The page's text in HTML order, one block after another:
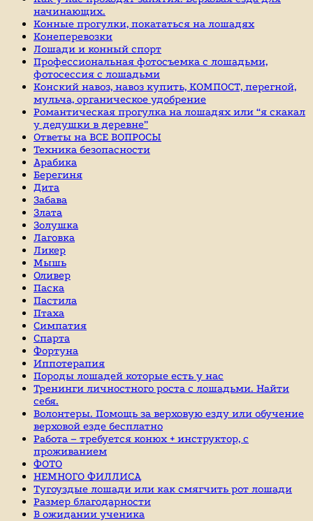
начинающих.
Конные прогулки, покататься на лошадях
Конеперевозки
Лошади и конный спорт
Профессиональная фотосъемка с лошадьми,
фотосессия с лошадьми
Конский навоз, навоз купить, КОМПОСТ, перегной,
мульча, органическое удобрение
Романтическая прогулка на лошадях или “я скакал
у дедушки в деревне”
Ответы на ВСЕ ВОПРОСЫ
Техника безопасности
Арабика
Берегиня
Дита
Забава
Злата
Золушка
Лаговка
Ликер
Мышь
Оливер
Паска
Пастила
Птаха
Симпатия
Спарта
Фортуна
Иппотерапия
Породы лошадей которые есть у нас
Тренинги личностного роста с лошадьми. Найти
себя.
Волонтеры. Помощь за верховую езду или обучение
верховой езде бесплатно
Работа – требуется конюх + инструктор, с
проживанием
ФОТО
НЕМНОГО ФИЛЛИСА
Тугоуздые лошади или как смягчить рот лошади
Размер благодарности
В ожидании ученика